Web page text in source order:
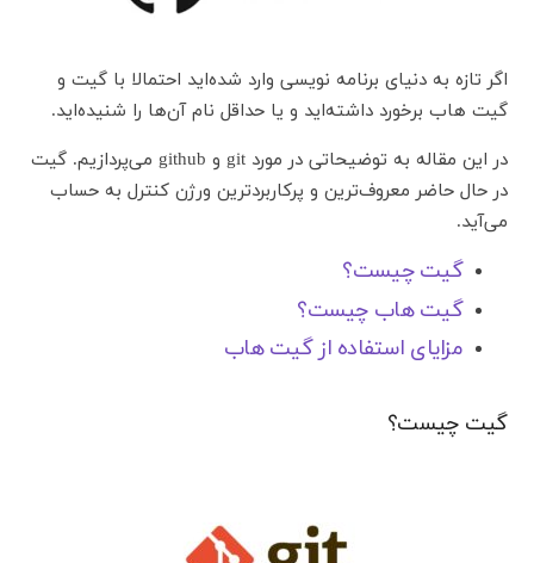
اگر تازه به دنیای برنامه نویسی وارد شده‌اید احتمالا با گیت و
گیت هاب برخورد داشته‌اید و یا حداقل نام آن‌ها را شنیده‌اید.
در این مقاله به توضیحاتی در مورد git و github می‌پردازیم. گیت
در حال حاضر معروف‌ترین و پرکاربردترین ورژن کنترل به حساب
می‌آید.
گیت چیست؟
گیت هاب چیست؟
مزایای استفاده از گیت هاب
گیت چیست؟